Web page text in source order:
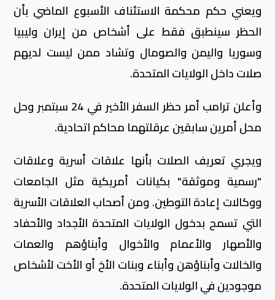
ويعني حكم محكمة الاستئناف الأسبوع الماضي بأن
الحظر سينطبق فقط على أشخاص من إيران وليبيا
وسوريا واليمن والصومال وتشاد ممن ليست لديهم
صلات داخل الولايات المتحدة.
وأعلن ترامب أمر حظر السفر الأخير في 24 سبتمبر وحل
محل أمرين سابقين عرقلتهما محاكم اتحادية.
ويجري تعريف الصلات بأنها علاقات أسرية وعلاقات
"رسمية وموثقة" بكيانات أمريكية مثل الجامعات
ووكالات إعادة التوطين. ومن أصحاب العلاقات الأسرية
التي تسمح بدخول الولايات المتحدة الأجداد والأحفاد
والأصهار والأعمام والأخوال وأبناؤهم والعمات
والخالات وأبناؤهن وأبناء وبنات الأخ أو الأخت لأشخاص
موجودين في الولايات المتحدة.